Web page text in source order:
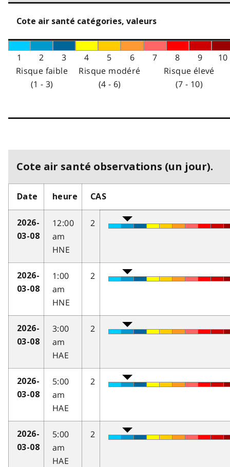
Cote air santé catégories, valeurs
1 2 3 4 5 6 7 8 9
10
Risque faible
(1 - 3)
Risque modéré
(4 - 6)
Risque élevé
(7 - 10)
Cote air santé observations (un jour).
Date heure CAS
2026-
03-08
12:00
am
HNE
2
2026-
03-08
1:00
am
HNE
2
2026-
03-08
3:00
am
HAE
2
2026-
03-08
5:00
am
HAE
2
2026-
03-08
5:00
am
HAE
2